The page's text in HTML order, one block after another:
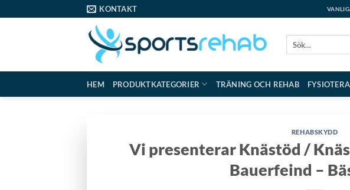
to
KONTAKT
HEM PRODUKTKATEGORIER TRÄNING OCH REHAB
REHABSKYDD
Vi presenterar Knästöd /
Bauerfeind –